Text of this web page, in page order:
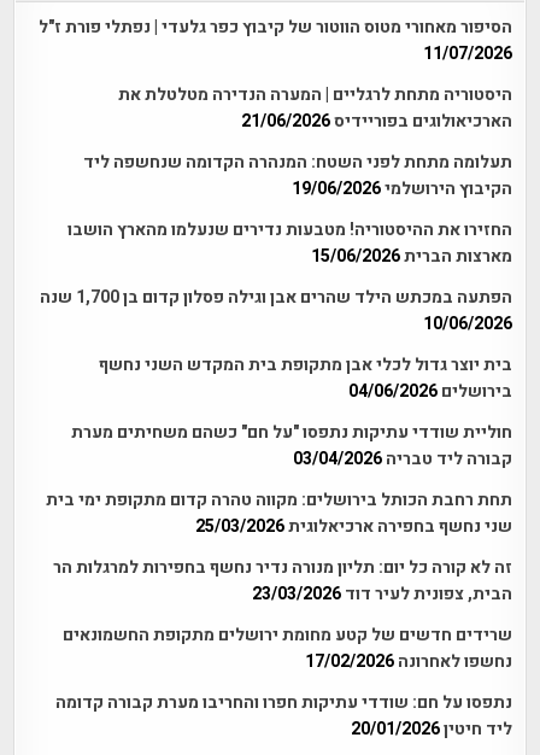
הסיפור מאחורי מטוס הווטור של קיבוץ כפר גלעדי | נפתלי פורת ז"ל
11/07/2026
היסטוריה מתחת לרגליים | המערה הנדירה מטלטלת את
הארכיאולוגים בפוריידיס21/06/2026
תעלומה מתחת לפני השטח: המנהרה הקדומה שנחשפה ליד
הקיבוץ הירושלמי19/06/2026
החזירו את ההיסטוריה! מטבעות נדירים שנעלמו מהארץ הושבו
מארצות הברית15/06/2026
הפתעה במכתש הילד שהרים אבן וגילה פסלון קדום בן 1,700 שנה
10/06/2026
בית יוצר גדול לכלי אבן מתקופת בית המקדש השני נחשף
בירושלים 04/06/2026
חוליית שודדי עתיקות נתפסו "על חם" כשהם משחיתים מערת
קבורה ליד טבריה 03/04/2026
תחת רחבת הכותל בירושלים: מקווה טהרה קדום מתקופת ימי בית
שני נחשף בחפירה ארכיאלוגית25/03/2026
זה לא קורה כל יום: תליון מנורה נדיר נחשף בחפירות למרגלות הר
הבית, צפונית לעיר דוד 23/03/2026
שרידים חדשים של קטע מחומת ירושלים מתקופת החשמונאים
נחשפו לאחרונה 17/02/2026
נתפסו על חם: שודדי עתיקות חפרו והחריבו מערת קבורה קדומה
ליד חיטין20/01/2026